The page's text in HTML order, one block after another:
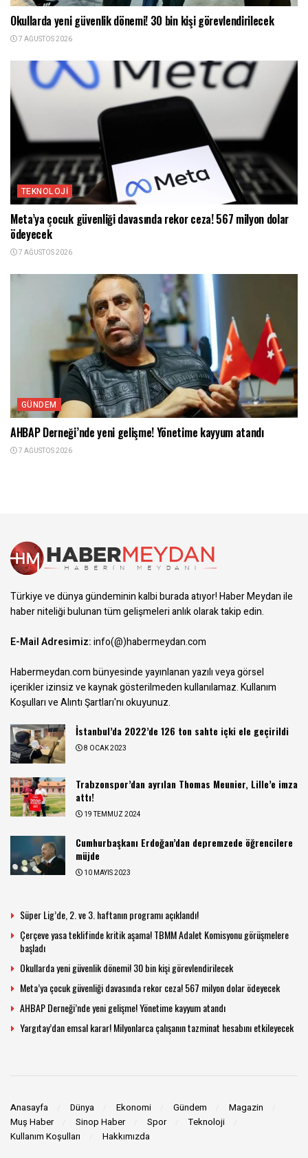
Okullarda yeni güvenlik dönemi! 30 bin kişi görevlendirilecek
7 AĞUSTOS 2026
TEKNOLOJI
Meta’ya çocuk güvenliği davasında rekor ceza! 567 milyon dolar
ödeyecek
7 AĞUSTOS 2026
GÜNDEM
AHBAP Derneği’nde yeni gelişme! Yönetime kayyum atandı
7 AĞUSTOS 2026
Türkiye ve dünya gündeminin kalbi burada atıyor! Haber Meydan ile
haber niteliği bulunan tüm gelişmeleri anlık olarak takip edin.
E-Mail Adresimiz:info(@)habermeydan.com
Habermeydan.com bünyesinde yayınlanan yazılı veya görsel
içerikler izinsiz ve kaynak gösterilmeden kullanılamaz.Kullanım
Koşulları ve Alıntı Şartları'nı okuyunuz.
İstanbul’da 2022’de 126 ton sahte içki ele geçirildi
8 OCAK 2023
Trabzonspor’dan ayrılan Thomas Meunier, Lille’e imza
attı!
19 TEMMUZ 2024
Cumhurbaşkanı Erdoğan’dan depremzede öğrencilere
müjde
10 MAYIS 2023
Süper Lig’de, 2. ve 3. haftanın programı açıklandı!
Çerçeve yasa teklifinde kritik aşama! TBMM Adalet Komisyonu görüşmelere
başladı
Okullarda yeni güvenlik dönemi! 30 bin kişi görevlendirilecek
Meta’ya çocuk güvenliği davasında rekor ceza! 567 milyon dolar ödeyecek
AHBAP Derneği’nde yeni gelişme! Yönetime kayyum atandı
Yargıtay’dan emsal karar! Milyonlarca çalışanın tazminat hesabını etkileyecek
Anasayfa Dünya Ekonomi Gündem
Magazin
Muş Haber
Sinop Haber Spor
Teknoloji
Kullanım Koşulları
Hakkımızda